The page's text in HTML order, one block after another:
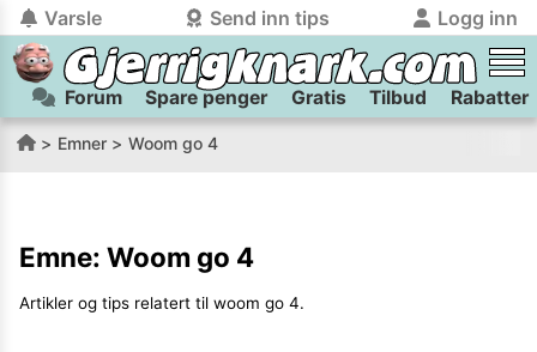
Varsle Send inn tips Logg inn
tilbake
Logg inn på Gjerrigknark.com:
Logg inn med Vipps
tilbake
Send inn tips:
Forum Spare penger Gratis Tilbud Rabatter
Emner Woom go 4
Emne: Woom go 4
Artikler og tips relatert til woom go 4.